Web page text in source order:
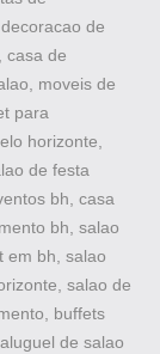
de
casa de
moveis de
para
horizonte,
de festa
bh, casa
bh, salao
em bh, salao
salao de
buffets
de salao